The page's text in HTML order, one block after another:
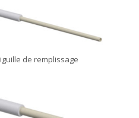
de remplissage